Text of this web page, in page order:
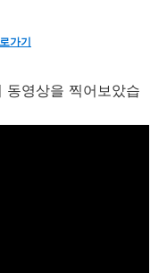
가기
동영상을 찍어보았습